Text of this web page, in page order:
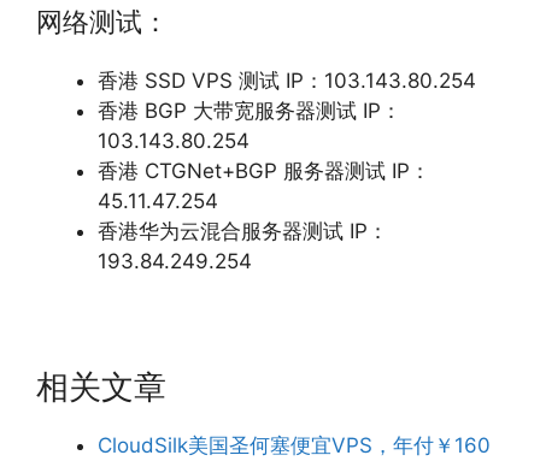
网络测试：
香港 SSD VPS 测试 IP：103.143.80.254
香港 BGP 大带宽服务器测试 IP：
103.143.80.254
香港 CTGNet+BGP 服务器测试 IP：
45.11.47.254
香港华为云混合服务器测试 IP：
193.84.249.254
相关文章
CloudSilk美国圣何塞便宜VPS，年付￥160